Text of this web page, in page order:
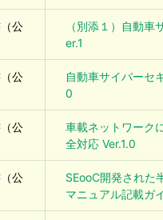
公
（別添１）自動
er.1
公
自動車サイバーセ
0
公
車載ネットワーク
全対応​ Ver.1.0
公
SEooC開発された
マニュアル記載ガ